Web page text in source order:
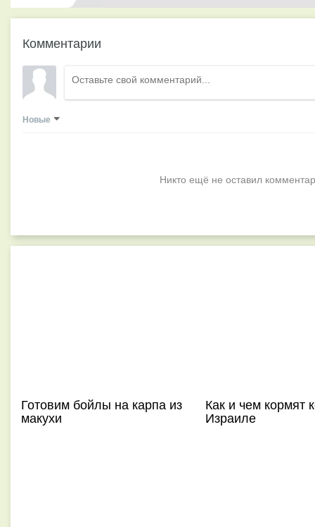
Комментарии
Новые
Никто ещё не оставил
Готовим бойлы на карпа из
макухи
Как и чем кормят
Израиле